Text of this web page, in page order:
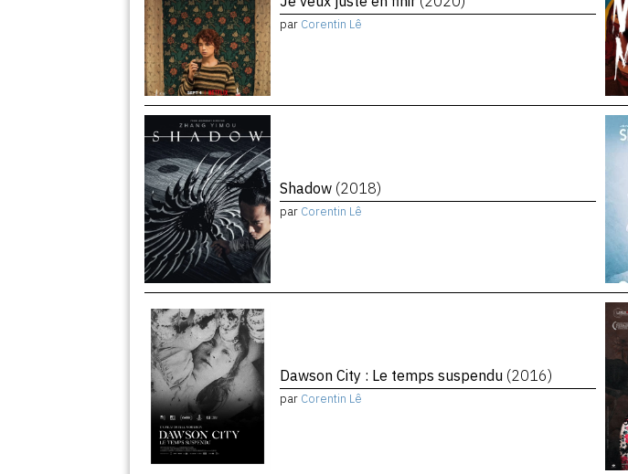
par Corentin Lê
Shadow (2018)
par Corentin Lê
Dawson City : Le temps suspendu (2016)
par Corentin Lê